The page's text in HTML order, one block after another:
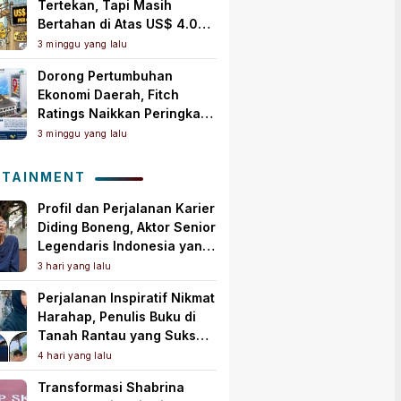
Tertekan, Tapi Masih
Bertahan di Atas US$ 4.000
per Ons Troi
3 minggu yang lalu
Dorong Pertumbuhan
Ekonomi Daerah, Fitch
Ratings Naikkan Peringkat
Bank Jambi Jadi ‘A+(idn)’
3 minggu yang lalu
Profil dan Perjalanan Karier
Diding Boneng, Aktor Senior
Legendaris Indonesia yang
Meninggal Dunia
3 hari yang lalu
Perjalanan Inspiratif Nikmat
Harahap, Penulis Buku di
Tanah Rantau yang Sukses
Lewat Karya Best Seller
4 hari yang lalu
Transformasi Shabrina